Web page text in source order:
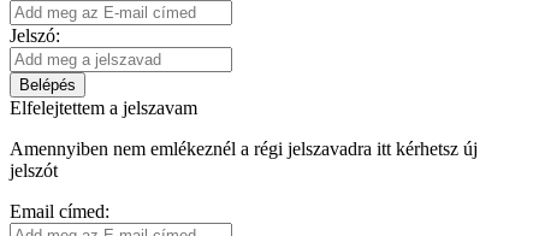
Jelszó:
Belépés
Elfelejtettem a jelszavam
Amennyiben nem emlékeznél a régi jelszavadra itt kérhetsz új
jelszót
Email címed: